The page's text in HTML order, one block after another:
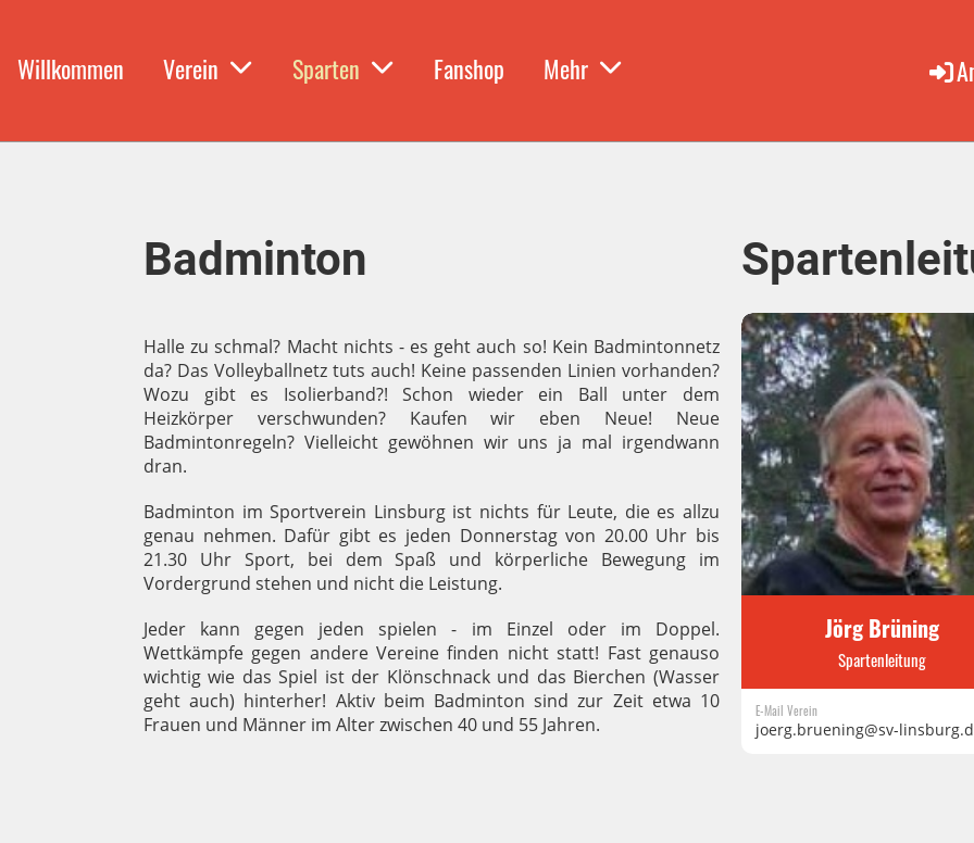
Willkommen Verein Sparten Fanshop Mehr
Badminton
Halle zu schmal? Macht nichts - es geht auch so! Kein Badmintonnetz
da? Das Volleyballnetz tuts auch! Keine passenden Linien vorhanden?
Wozu gibt es Isolierband?! Schon wieder ein Ball unter dem
Heizkörper verschwunden? Kaufen wir eben Neue! Neue
Badmintonregeln? Vielleicht gewöhnen wir uns ja mal irgendwann
dran.
Badminton im Sportverein Linsburg ist nichts für Leute, die es allzu
genau nehmen. Dafür gibt es jeden Donnerstag von 20.00 Uhr bis
21.30 Uhr Sport, bei dem Spaß und körperliche Bewegung im
Vordergrund stehen und nicht die Leistung.
Jeder kann gegen jeden spielen - im Einzel oder im Doppel.
Wettkämpfe gegen andere Vereine finden nicht statt! Fast genauso
wichtig wie das Spiel ist der Klönschnack und das Bierchen (Wasser
geht auch) hinterher! Aktiv beim Badminton sind zur Zeit etwa 10
Frauen und Männer im Alter zwischen 40 und 55 Jahren.
Jörg Brüning
Spartenleitung
E-Mail Verein
joerg.bruening@sv-